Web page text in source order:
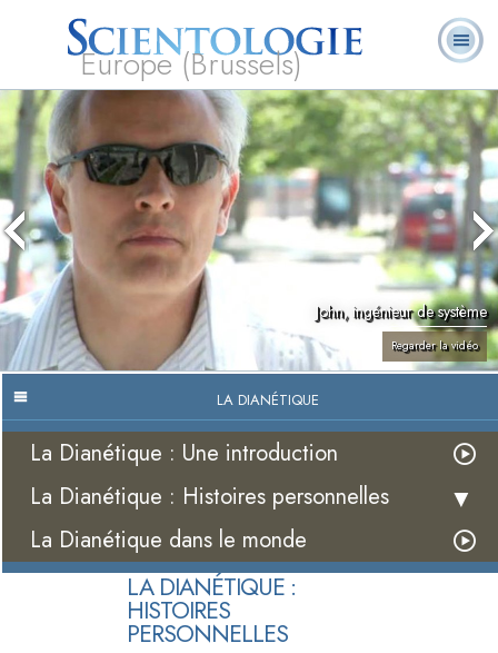
Europe (Brussels)
À
notre
sujet
L. Ron Hubbard
Qu’est-ce que la
Scientologie ?
Ministres
volontaires
Foire aux
questions
Livres
John, ingénieur de système
Regarder la vidéo
LA DIANÉTIQUE
La Dianétique : Une introduction
La Dianétique : Histoires personnelles
La Dianétique dans le monde
LA DIANÉTIQUE :
HISTOIRES
PERSONNELLES